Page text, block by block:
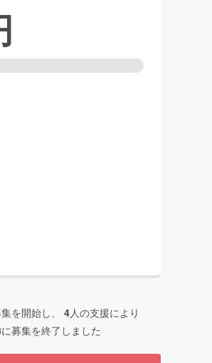
ョン
を開始し、 4人の支援により
に募集を終了しました